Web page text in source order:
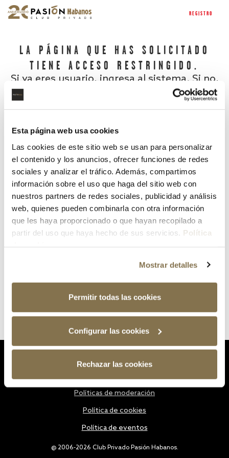
Esta página web usa cookies
Las cookies de este sitio web se usan para personalizar
el contenido y los anuncios, ofrecer funciones de redes
sociales y analizar el tráfico. Además, compartimos
información sobre el uso que haga del sitio web con
nuestros partners de redes sociales, publicidad y análisis
web, quienes pueden combinarla con otra información
que les haya proporcionado o que hayan recopilado a
partir del uso que haya hecho de sus servicios. Política
Mostrar detalles
Permitir todas las cookies
Configurar las cookies
Rechazar las cookies
REGISTRO
LA PÁGINA QUE HAS SOLICITADO
TIENE ACCESO RESTRINGIDO.
Si ya eres usuario, ingresa al sistema. Si no,
¿Has olvidado tu contraseña?
@ 2006-2026 Club Privado Pasión Habanos.
Políticas de moderación
Política de cookies
Política de eventos